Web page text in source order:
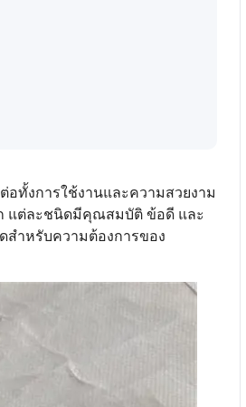
ทั้งการใช้งานและความสวยงาม
แต่ละชนิดมีคุณสมบัติ ข้อดี และ
ำหรับความต้องการของ